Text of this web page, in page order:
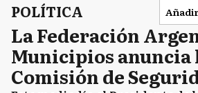
POLÍTICA
La Federación
Municipios anuncia
Comisión de